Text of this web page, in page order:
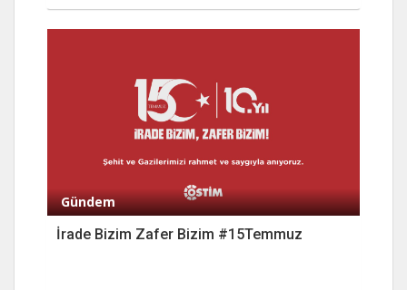
Gündem
İrade Bizim Zafer Bizim #15Temmuz